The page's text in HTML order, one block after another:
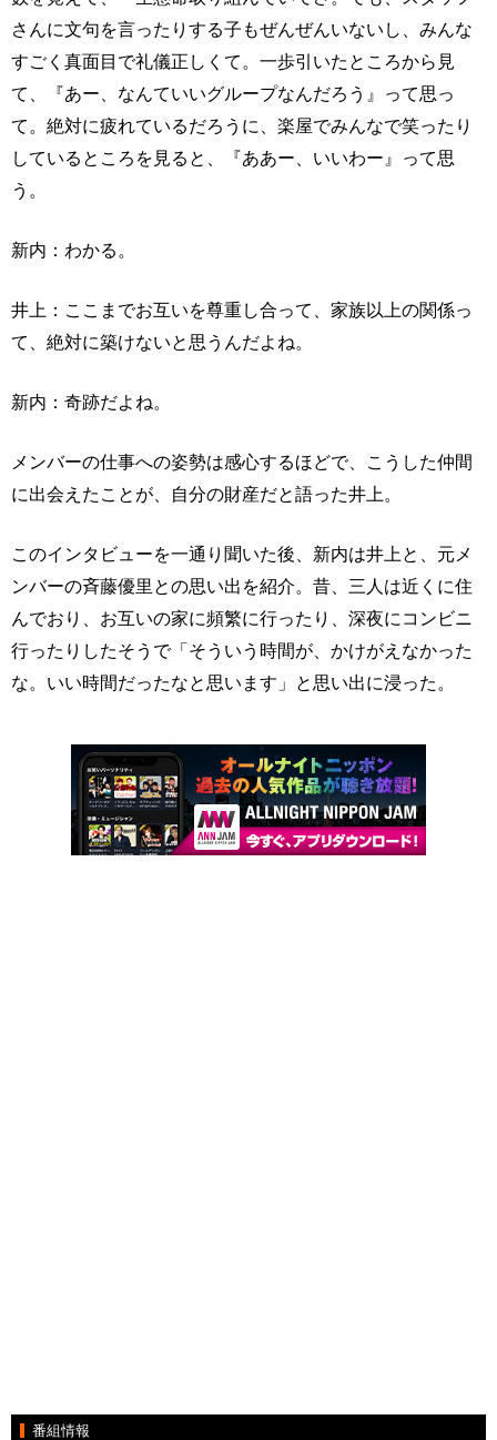
さんに文句を言ったりする子もぜんぜんいないし、みんな
すごく真面目で礼儀正しくて。一歩引いたところから見
て、『あー、なんていいグループなんだろう』って思っ
て。絶対に疲れているだろうに、楽屋でみんなで笑ったり
しているところを見ると、『ああー、いいわー』って思
う。
新内：わかる。
井上：ここまでお互いを尊重し合って、家族以上の関係っ
て、絶対に築けないと思うんだよね。
新内：奇跡だよね。
メンバーの仕事への姿勢は感心するほどで、こうした仲間
に出会えたことが、自分の財産だと語った井上。
このインタビューを一通り聞いた後、新内は井上と、元メ
ンバーの斉藤優里との思い出を紹介。昔、三人は近くに住
んでおり、お互いの家に頻繁に行ったり、深夜にコンビニ
行ったりしたそうで「そういう時間が、かけがえなかった
な。いい時間だったなと思います」と思い出に浸った。
番組情報